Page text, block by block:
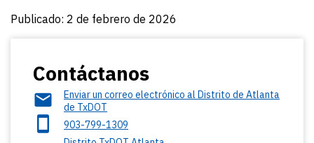
Publicado: 2 de febrero de 2026
Contáctanos
Enviar un correo electrónico al Distrito de Atlanta
de TxDOT
903-799-1309